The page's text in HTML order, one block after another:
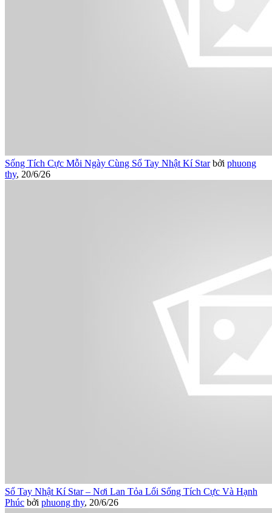
Sống Tích Cực Mỗi Ngày Cùng Sổ Tay Nhật Kí Star bởi phuong
thy, 20/6/26
Sổ Tay Nhật Kí Star – Nơi Lan Tỏa Lối Sống Tích Cực Và Hạnh
Phúc bởi phuong thy, 20/6/26